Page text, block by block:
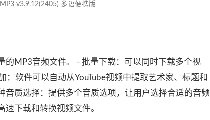
v3.9.12(2405) 多语便携版
的MP3音频文件。 - 批量下载：可以同时下载多个视
软件可以自动从YouTube视频中提取艺术家、标题和
质选择：提供多个音质选项，让用户选择合适的音频
下载和转换视频文件。